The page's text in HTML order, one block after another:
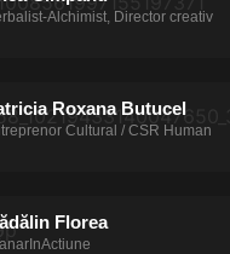
Alchimist, Director creativ
Roxana Butucel
Cultural / CSR Human
Florea